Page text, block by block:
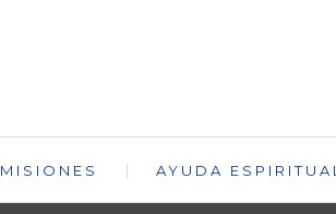
MISIONES AYUDA ESPIRITUAL